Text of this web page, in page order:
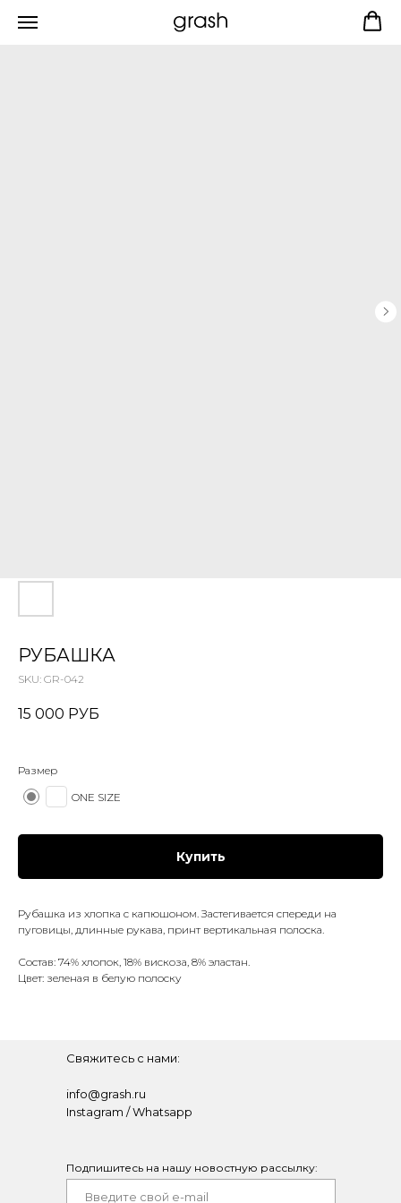
РУБАШКА
SKU: GR-042
15 000 РУБ
Размер
ONE SIZE
Купить
Рубашка из хлопка с капюшоном. Застегивается спереди на
пуговицы, длинные рукава, принт вертикальная полоска.
Состав: 74% хлопок, 18% вискоза, 8% эластан.
Цвет: зеленая в белую полоску
Подпишитесь на нашу новостную рассылку:
Свяжитесь с нами:
info@grash.ru
Instagram /Whatsapp